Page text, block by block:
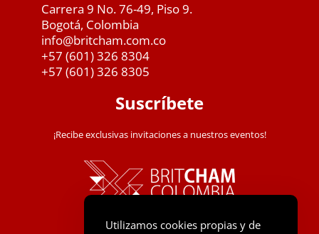
Carrera 9 No. 76-49, Piso 9.
Bogotá, Colombia
info@britcham.com.co
+57 (601) 326 8304
+57 (601) 326 8305
Suscríbete
¡Recibe exclusivas invitaciones a nuestros eventos!
Utilizamos cookies propias y de